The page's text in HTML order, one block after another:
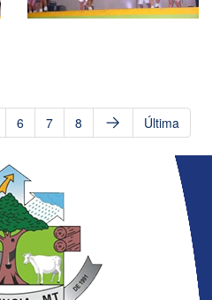
6 7 8 Última